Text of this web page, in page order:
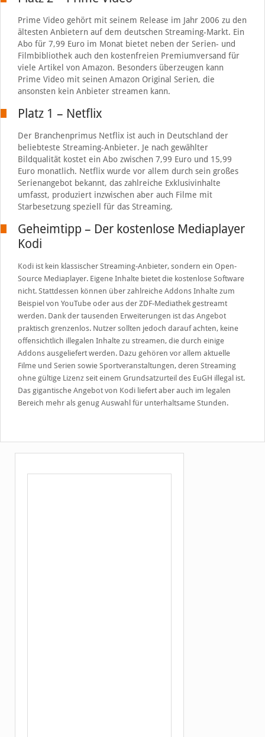
Prime Video gehört mit seinem Release im Jahr 2006 zu den
ältesten Anbietern auf dem deutschen Streaming-Markt. Ein
Abo für 7,99 Euro im Monat bietet neben der Serien- und
Filmbibliothek auch den kostenfreien Premiumversand für
viele Artikel von Amazon. Besonders überzeugen kann
Prime Video mit seinen Amazon Original Serien, die
ansonsten kein Anbieter streamen kann.
Platz 1 – Netflix
Der Branchenprimus Netflix ist auch in Deutschland der
beliebteste Streaming-Anbieter. Je nach gewählter
Bildqualität kostet ein Abo zwischen 7,99 Euro und 15,99
Euro monatlich. Netflix wurde vor allem durch sein großes
Serienangebot bekannt, das zahlreiche Exklusivinhalte
umfasst, produziert inzwischen aber auch Filme mit
Starbesetzung speziell für das Streaming.
Geheimtipp – Der kostenlose Mediaplayer
Kodi
Kodi ist kein klassischer Streaming-Anbieter, sondern ein Open-
Source Mediaplayer. Eigene Inhalte bietet die kostenlose Software
nicht. Stattdessen können über zahlreiche Addons Inhalte zum
Beispiel von YouTube oder aus der ZDF-Mediathek gestreamt
werden. Dank der tausenden Erweiterungen ist das Angebot
praktisch grenzenlos. Nutzer sollten jedoch darauf achten, keine
offensichtlich illegalen Inhalte zu streamen, die durch einige
Addons ausgeliefert werden. Dazu gehören vor allem aktuelle
Filme und Serien sowie Sportveranstaltungen, deren Streaming
ohne gültige Lizenz seit einem Grundsatzurteil des EuGH illegal ist.
Das gigantische Angebot von Kodi liefert aber auch im legalen
Bereich mehr als genug Auswahl für unterhaltsame Stunden.